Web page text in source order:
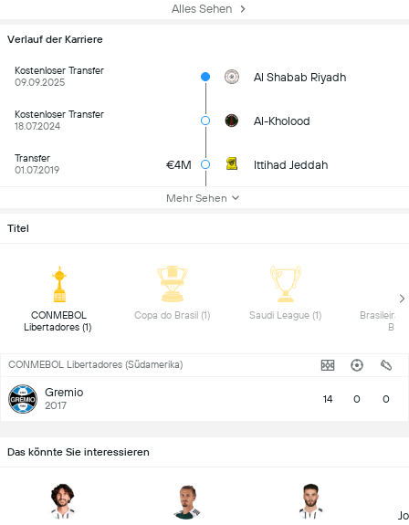
Alles Sehen
Verlauf der Karriere
Kostenloser Transfer
09.09.2025
Al Shabab Riyadh
Kostenloser Transfer
18.07.2024
Al-Kholood
Transfer
01.07.2019
€4M Ittihad Jeddah
Mehr Sehen
Titel
CONMEBOL
Brasileirão
CONMEBOL Libertadores (Südamerika)
Gremio
2017 14 0 0
Das könnte Sie interessieren